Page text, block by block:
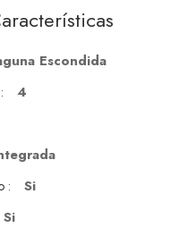
Escondida
4
: Si
Si